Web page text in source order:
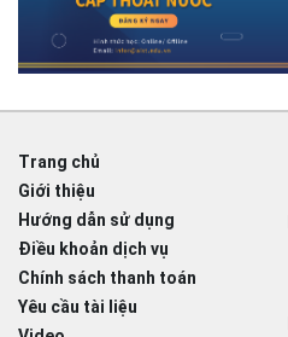
Trang chủ
Giới thiệu
Hướng dẫn sử dụng
Điều khoản dịch vụ
Chính sách thanh toán
Yêu cầu tài liệu